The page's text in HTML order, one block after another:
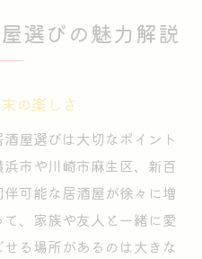
でゆったり時間
し方実例を紹介
可ランチの魅力
とくつろぐコツ
用のコツ
に過ごす秘訣
選びの魅力解説
の楽しさ
屋選びは大切なポイント
市や川崎市麻生区、新百
可能な居酒屋が徐々に増
、家族や友人と一緒に愛
る場所があるのは大きな